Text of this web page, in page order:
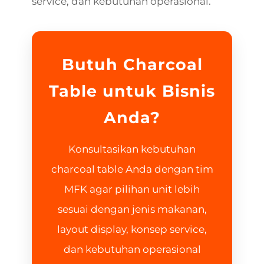
Butuh Charcoal
Table untuk Bisnis
Anda?
Konsultasikan kebutuhan
charcoal table Anda dengan tim
MFK agar pilihan unit lebih
sesuai dengan jenis makanan,
layout display, konsep service,
dan kebutuhan operasional